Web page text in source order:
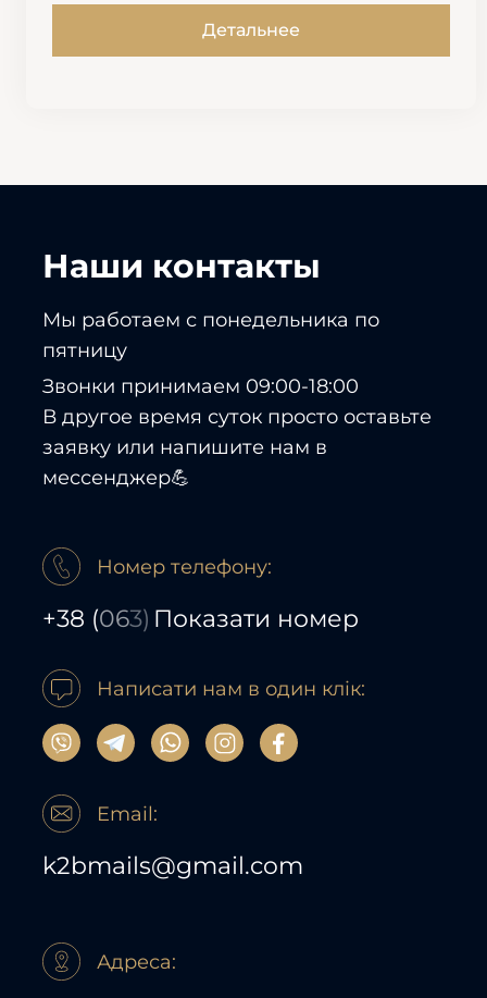
Детальнее
Наши контакты
Мы работаем с понедельника по
пятницу
Звонки принимаем 09:00-18:00
В другое время суток просто оставьте
заявку или напишите нам в
мессенджер💪
Номер телефону:
+38 (063) Показати номер
Написати нам в один клік:
Email:
k2bmails@gmail.com
Адреса: